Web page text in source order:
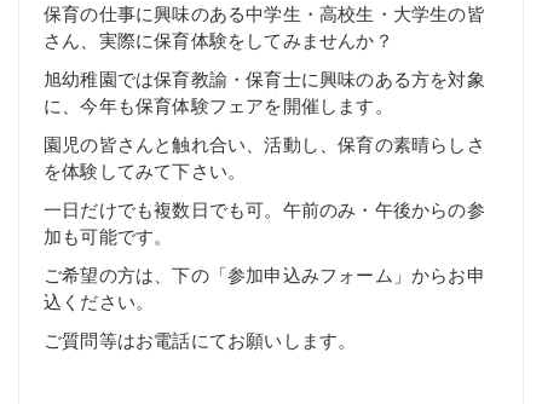
保育の仕事に興味のある中学生・高校生・大学生の皆
さん、実際に保育体験をしてみませんか？
旭幼稚園では保育教諭・保育士に興味のある方を対象
に、今年も保育体験フェアを開催します。
園児の皆さんと触れ合い、活動し、保育の素晴らしさ
を体験してみて下さい。
一日だけでも複数日でも可。午前のみ・午後からの参
加も可能です。
ご希望の方は、下の「参加申込みフォーム」からお申
込ください。
ご質問等はお電話にてお願いします。